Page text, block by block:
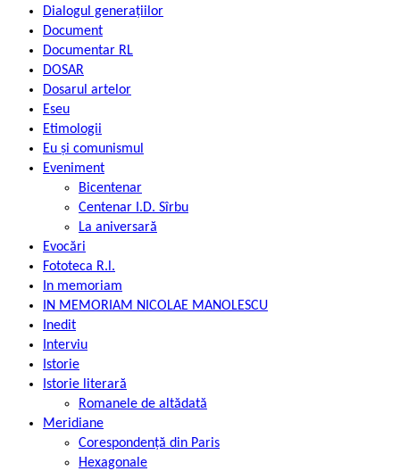
Dialogul generațiilor
Document
Documentar RL
DOSAR
Dosarul artelor
Eseu
Etimologii
Eu și comunismul
Eveniment
Bicentenar
Centenar I.D. Sîrbu
La aniversară
Evocări
Fototeca R.l.
In memoriam
IN MEMORIAM NICOLAE MANOLESCU
Inedit
Interviu
Istorie
Istorie literară
Romanele de altădată
Meridiane
Corespondență din Paris
Hexagonale